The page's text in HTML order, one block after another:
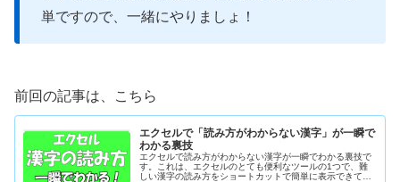
単ですので、一緒にやりましょ！
前回の記事は、こちら
エクセルで「読み方がわからない漢字」が一瞬で
わかる裏技
エクセルで読み方がわからない漢字が一瞬でわかる裏技で
す。これは、エクセルのとても便利なツールの1つで、難
しい漢字の読み方をショートカットで簡単に表示できてし